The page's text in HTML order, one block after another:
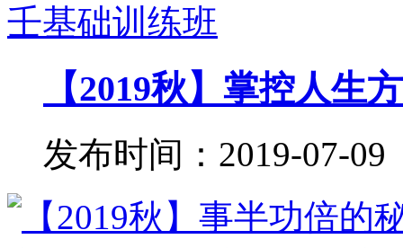
【2019秋】掌控人
发布时间：2019-07-09